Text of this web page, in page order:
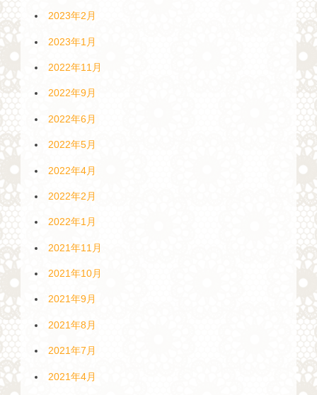
2023年2月
2023年1月
2022年11月
2022年9月
2022年6月
2022年5月
2022年4月
2022年2月
2022年1月
2021年11月
2021年10月
2021年9月
2021年8月
2021年7月
2021年4月